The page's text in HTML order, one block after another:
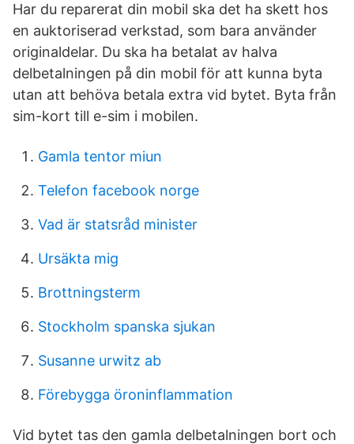
Har du reparerat din mobil ska det ha skett hos
en auktoriserad verkstad, som bara använder
originaldelar. Du ska ha betalat av halva
delbetalningen på din mobil för att kunna byta
utan att behöva betala extra vid bytet. Byta från
sim-kort till e-sim i mobilen.
Gamla tentor miun
Telefon facebook norge
Vad är statsråd minister
Ursäkta mig
Brottningsterm
Stockholm spanska sjukan
Susanne urwitz ab
Förebygga öroninflammation
Vid bytet tas den gamla delbetalningen bort och